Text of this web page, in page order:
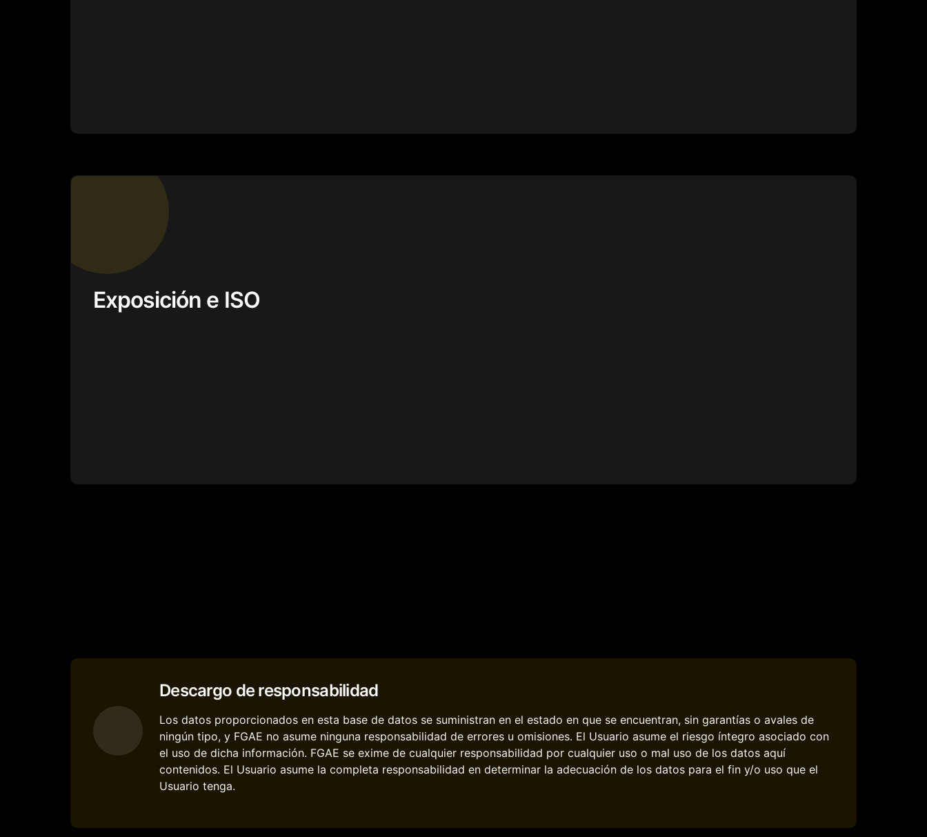
Exposición e ISO
Descargo de responsabilidad
Los datos proporcionados en esta base de datos se suministran en el estado en que se encuentran, sin garantías o avales de
ningún tipo, y FGAE no asume ninguna responsabilidad de errores u omisiones. El Usuario asume el riesgo íntegro asociado con
el uso de dicha información. FGAE se exime de cualquier responsabilidad por cualquier uso o mal uso de los datos aquí
contenidos. El Usuario asume la completa responsabilidad en determinar la adecuación de los datos para el fin y/o uso que el
Usuario tenga.